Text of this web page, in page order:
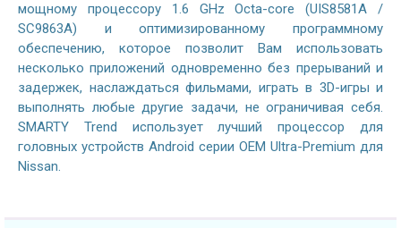
мощному процессору 1.6 GHz Octa-core (UIS8581A /
SC9863A) и оптимизированному программному
обеспечению, которое позволит Вам использовать
несколько приложений одновременно без прерываний и
задержек, наслаждаться фильмами, играть в 3D-игры и
выполнять любые другие задачи, не ограничивая себя.
SMARTY Trend использует лучший процессор для
головных устройств Android серии OEM Ultra-Premium для
Nissan.